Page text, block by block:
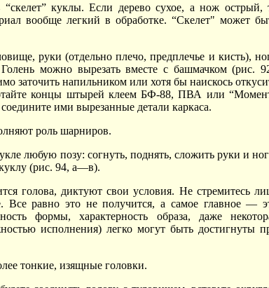
куклы. Если дерево сухое, а нож острый,
вообще легкий в обработке. “Скелет" может
руки (отдельно плечо, предплечье и кисть),
можно вырезать вместе с башмачком (рис.
заточить напильником или хотя бы наискось
концы штырей клеем БФ-88, ПВА или
ими вырезанные детали каркаса.
роль шарниров.
любую позу: согнуть, поднять, сложить руки и
(рис. 94, а—в).
голова, диктуют свои условия. Не стремитесь
Все равно это не получится, а самое главное —
формы, характерность образа, даже
исполнения) легко могут быть достигнуты
тонкие, изящные головки.